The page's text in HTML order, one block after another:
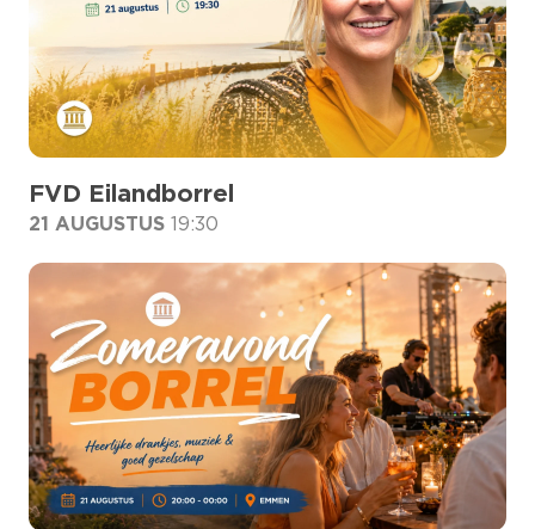
FVD Eilandborrel
21 AUGUSTUS 19:30